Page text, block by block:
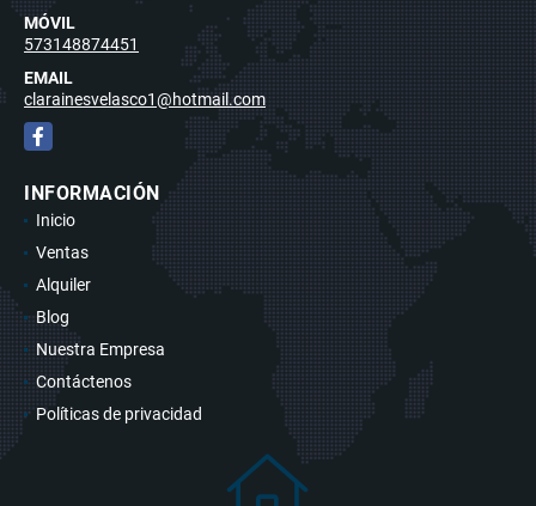
MÓVIL
573148874451
EMAIL
clarainesvelasco1@hotmail.com
Facebook
INFORMACIÓN
Inicio
Ventas
Alquiler
Blog
Nuestra Empresa
Contáctenos
Políticas de privacidad